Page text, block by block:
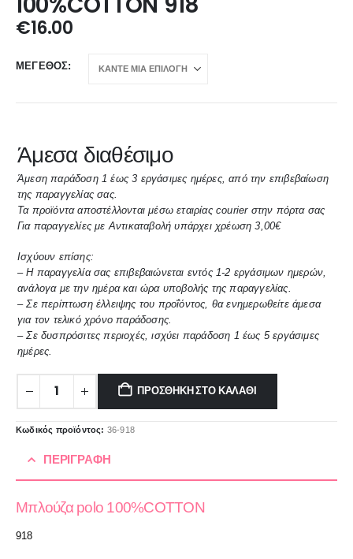
€16.00
ΜΈΓΕΘΟΣ
Άμεσα διαθέσιμο
Άμεση παράδοση 1 έως 3 εργάσιμες ημέρες, από την επιβεβαίωση
της παραγγελίας σας.
Τα προϊόντα αποστέλλονται μέσω εταιρίας courier στην πόρτα σας
Για παραγγελίες με Αντικαταβολή υπάρχει χρέωση 3,00€
Ισχύουν επίσης:
– Η παραγγελία σας επιβεβαιώνεται εντός 1-2 εργάσιμων ημερών,
ανάλογα με την ημέρα και ώρα υποβολής της παραγγελίας.
– Σε περίπτωση έλλειψης του προΐόντος, θα ενημερωθείτε άμεσα
για τον τελικό χρόνο παράδοσης.
– Σε δυσπρόσιτες περιοχές, ισχύει παράδοση 1 έως 5 εργάσιμες
ημέρες.
ΠΡΟΣΘΉΚΗ ΣΤΟ ΚΑΛΆΘΙ
Κωδικός προϊόντος: 36-918
ΠΕΡΙΓΡΑΦΉ
Μπλούζα polo 100%COTTON
918